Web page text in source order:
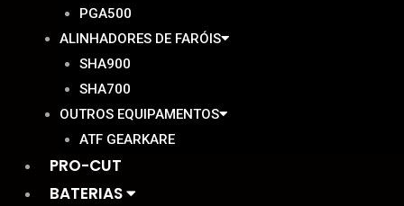
PGA500
ALINHADORES DE FARÓIS
SHA900
SHA700
OUTROS EQUIPAMENTOS
ATF GEARKARE
PRO-CUT
BATERIAS